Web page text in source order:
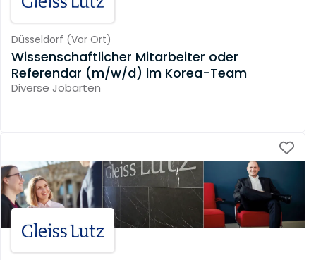
Düsseldorf (Vor Ort)
Wissenschaftlicher Mitarbeiter oder
Referendar (m/w/d) im Korea-Team
Diverse Jobarten